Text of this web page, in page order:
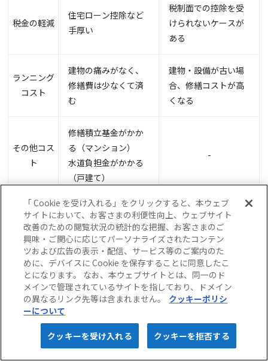
税金の軽減
住宅ローン控除など
手厚い
税制面での控除を受
けられないケースが
ある
ランニング
コスト
建物の痛みがなく、
修繕費は少なくて済
む
建物・設備が古い場
合、修繕コストが高
くなる
その他コス
ト
修繕積立基金がかか
る（マンション）
水道負担金がかかる
（戸建て）
-
新築物件のメリット・デメリット
新築物件は、何と言っても内装・外観ともに新しいことが最大のメ
リットです。さらに戸建て（注文住宅）であれば外観・内装すべて
思いのままに建築することも可能です。
戸建て・マンションともに耐震性は新基準に対応できており耐火性
能も含め災害への対応ができています。さらに税金の控除も手厚
く、建物自体の当面の修繕費などのランニングコストは戸建てでは
かからない、マンションでも抑えられることもメリットと言えるで
しょう。
ップへ戻る
5秒でカンタン！
保険料
カンタン見積り
webで完結！
見積り・申込み
「 Cookie を受け入れる」をクリックすると、本ウェブ
サイトにおいて、お客さまの利便性向上、ウェブサイト
改善のための閲覧状況の統計的な把握、お客さまのご
興味・ご関心に応じてパーソナライズされたコンテン
ツおよび広告の表示・配信、サービス等のご案内のた
めに、デバイスに Cookie を保存することに同意したこ
とになります。 なお、本ウェブサイトとは、同一のド
メインで管理されているサイトを指しており、ドメイン
の異なるリンク先等は含まれません。
クッキーポリシ
ーについて
クッキーを拒否する
クッキーを受け入れる